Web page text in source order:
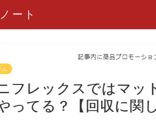
ート
ム
フレックスではマッ
ってる？【回収に関